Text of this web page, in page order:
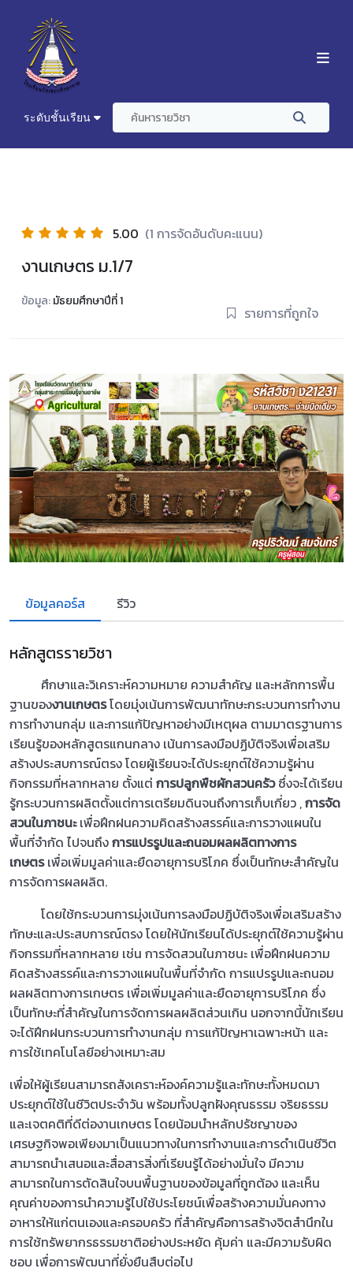
ระดับชั้นเรียน
5.00 (1 การจัดอันดับคะแนน)
งานเกษตร ม.1/7
ข้อมูล:มัธยมศึกษาปีที่ 1
รายการที่ถูกใจ
ข้อมูลคอร์ส รีวิว
หลักสูตรรายวิชา
ศึกษาและวิเคราะห์ความหมาย ความสำคัญ และหลักการพื้น
ฐานของงานเกษตรโดยมุ่งเน้นการพัฒนาทักษะกระบวนการทำงาน
การทำงานกลุ่ม และการแก้ปัญหาอย่างมีเหตุผล ตามมาตรฐานการ
เรียนรู้ของหลักสูตรแกนกลาง เน้นการลงมือปฏิบัติจริงเพื่อเสริม
สร้างประสบการณ์ตรง โดยผู้เรียนจะได้ประยุกต์ใช้ความรู้ผ่าน
กิจกรรมที่หลากหลาย ตั้งแต่ การปลูกพืชผักสวนครัวซึ่งจะได้เรียน
รู้กระบวนการผลิตตั้งแต่การเตรียมดินจนถึงการเก็บเกี่ยว ,การจัด
สวนในภาชนะเพื่อฝึกฝนความคิดสร้างสรรค์และการวางแผนใน
พื้นที่จำกัด ไปจนถึงการแปรรูปและถนอมผลผลิตทางการ
เกษตรเพื่อเพิ่มมูลค่าและยืดอายุการบริโภค ซึ่งเป็นทักษะสำคัญใน
การจัดการผลผลิต.
โดยใช้กระบวนการมุ่งเน้นการลงมือปฏิบัติจริงเพื่อเสริมสร้าง
ทักษะและประสบการณ์ตรง โดยให้นักเรียนได้ประยุกต์ใช้ความรู้ผ่าน
กิจกรรมที่หลากหลาย เช่น การจัดสวนในภาชนะ เพื่อฝึกฝนความ
คิดสร้างสรรค์และการวางแผนในพื้นที่จำกัด การแปรรูปและถนอม
ผลผลิตทางการเกษตร เพื่อเพิ่มมูลค่าและยืดอายุการบริโภค ซึ่ง
เป็นทักษะที่สำคัญในการจัดการผลผลิตส่วนเกิน นอกจากนี้นักเรียน
จะได้ฝึกฝนกระบวนการทำงานกลุ่ม การแก้ปัญหาเฉพาะหน้า และ
การใช้เทคโนโลยีอย่างเหมาะสม
เพื่อให้ผู้เรียนสามารถสังเคราะห์องค์ความรู้และทักษะทั้งหมดมา
ประยุกต์ใช้ในชีวิตประจำวัน พร้อมทั้งปลูกฝังคุณธรรม จริยธรรม
และเจตคติที่ดีต่องานเกษตร โดยน้อมนำหลักปรัชญาของ
เศรษฐกิจพอเพียงมาเป็นแนวทางในการทำงานและการดำเนินชีวิต
สามารถนำเสนอและสื่อสารสิ่งที่เรียนรู้ได้อย่างมั่นใจ มีความ
สามารถในการตัดสินใจบนพื้นฐานของข้อมูลที่ถูกต้อง และเห็น
คุณค่าของการนำความรู้ไปใช้ประโยชน์เพื่อสร้างความมั่นคงทาง
อาหารให้แก่ตนเองและครอบครัว ที่สำคัญคือการสร้างจิตสำนึกใน
การใช้ทรัพยากรธรรมชาติอย่างประหยัด คุ้มค่า และมีความรับผิด
ชอบ เพื่อการพัฒนาที่ยั่งยืนสืบต่อไป